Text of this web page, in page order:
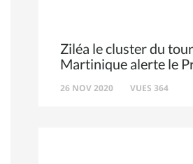
Ziléa le cluster du
Martinique alerte le
26 NOV 2020 VUES 364